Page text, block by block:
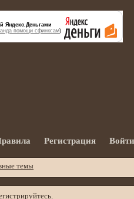
Яндекс.Деньгами
помощи сфинксам)
Регистрация
темы
.